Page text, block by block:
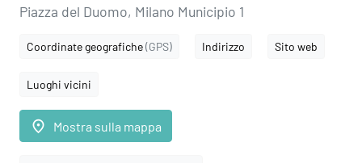
Piazza del Duomo, Milano Municipio 1
Coordinate geografiche(GPS) Indirizzo Sito web
Luoghi vicini
place Mostra sulla mappa